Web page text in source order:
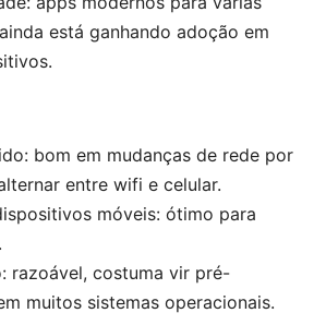
está ganhando adoção em
bom em mudanças de rede por
entre wifi e celular.
móveis: ótimo para
razoável, costuma vir pré-
muitos sistemas operacionais.